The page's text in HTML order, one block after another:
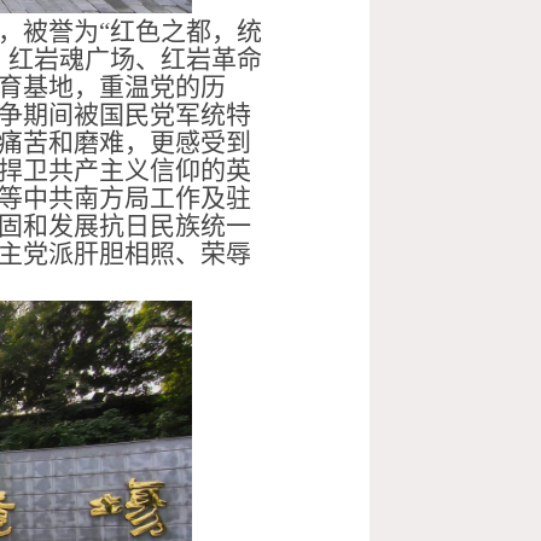
被誉为“红色之都，统
岩魂广场、红岩革命
基地，重温党的历
期间被国民党军统特
苦和磨难，更感受到
卫共产主义信仰的英
中共南方局工作及驻
和发展抗日民族统一
党派肝胆相照、荣辱